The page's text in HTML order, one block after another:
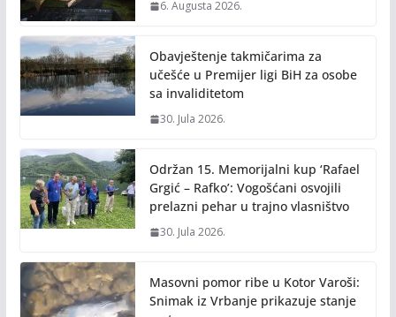
6. Augusta 2026.
Obavještenje takmičarima za
učešće u Premijer ligi BiH za osobe
sa invaliditetom
30. Jula 2026.
Održan 15. Memorijalni kup ‘Rafael
Grgić – Rafko’: Vogošćani osvojili
prelazni pehar u trajno vlasništvo
30. Jula 2026.
Masovni pomor ribe u Kotor Varoši:
Snimak iz Vrbanje prikazuje stanje